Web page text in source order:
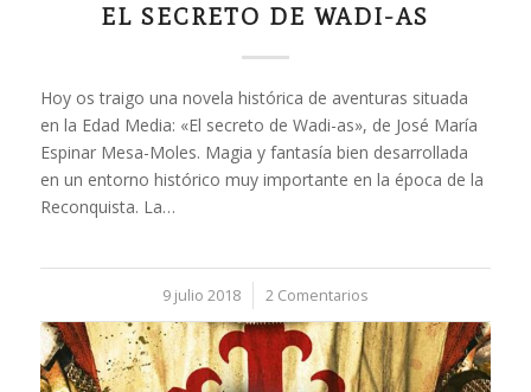
EL SECRETO DE WADI-AS
Hoy os traigo una novela histórica de aventuras situada
en la Edad Media: «El secreto de Wadi-as», de José María
Espinar Mesa-Moles. Magia y fantasía bien desarrollada
en un entorno histórico muy importante en la época de la
Reconquista. La…
9 julio 2018
/ 2 Comentarios